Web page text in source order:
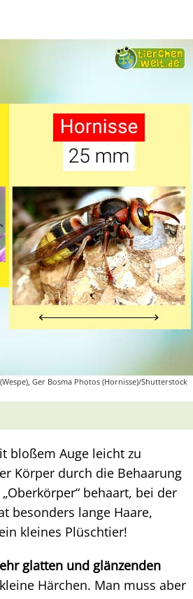
Ger Bosma Photos (Hornisse)/Shutterstock
bloßem Auge leicht zu
Körper durch die Behaarung
behaart, bei der
besonders lange Haare,
kleines Plüschtier!
glatten und glänzenden
Härchen. Man muss aber